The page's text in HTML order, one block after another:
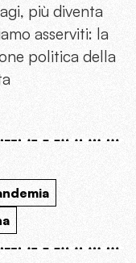
più diventa
asserviti: la
politica della